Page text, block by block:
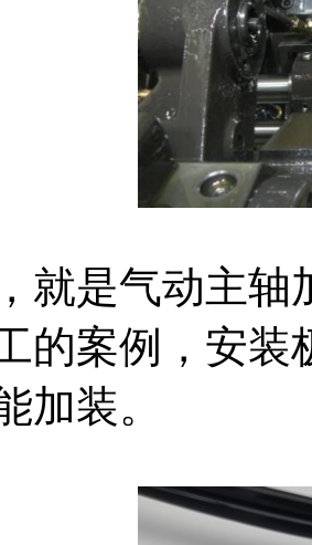
就是气动主轴
的案例，安装
加装。